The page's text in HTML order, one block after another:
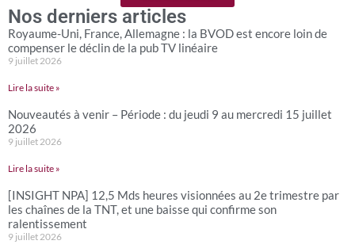
Nos derniers articles
Royaume-Uni, France, Allemagne : la BVOD est encore loin de
compenser le déclin de la pub TV linéaire
9 juillet 2026
Lire la suite »
Nouveautés à venir – Période : du jeudi 9 au mercredi 15 juillet
2026
9 juillet 2026
Lire la suite »
[INSIGHT NPA] 12,5 Mds heures visionnées au 2e trimestre par
les chaînes de la TNT, et une baisse qui confirme son
ralentissement
9 juillet 2026